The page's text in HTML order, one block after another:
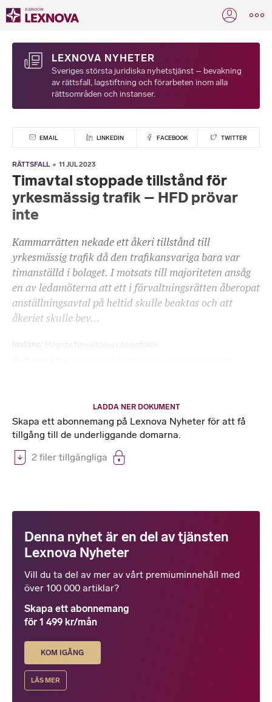
LEXNOVA NYHETER
Sveriges största juridiska nyhetstjänst – bevakning
av rättsfall, lagstiftning och förarbeten inom alla
rättsområden och instanser.
EMAIL LINKEDIN FACEBOOK TWITTER
RÄTTSFALL 11 JUL 2023
Timavtal stoppade tillstånd för
yrkesmässig trafik – HFD prövar
inte
Kammarrätten nekade ett åkeri tillstånd till
yrkesmässig trafik då den trafikansvariga bara var
timanställd i bolaget. I motsats till majoriteten ansåg
en av ledamöterna att ett i förvaltningsrätten åberopat
anställningsavtal på heltid skulle beaktas och att
åkeriet skulle bev...
LADDA NER DOKUMENT
Skapa ett abonnemang på Lexnova Nyheter för att få
tillgång till de underliggande domarna.
2 filer tillgängliga
Denna nyhet är en del av tjänsten
Lexnova Nyheter
Vill du ta del av mer av vårt premiuminnehåll med
över 100 000 artiklar?
Skapa ett abonnemang
för 1 499 kr/mån
KOM IGÅNG
LÄS MER